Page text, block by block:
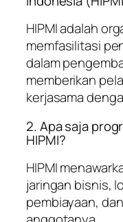
HIPMI adalah
memfasilitasi
dalam
memberikan
kerjasama
2. Apa saja
HIPMI?
HIPMI
jaringan bisnis,
pembiayaan,